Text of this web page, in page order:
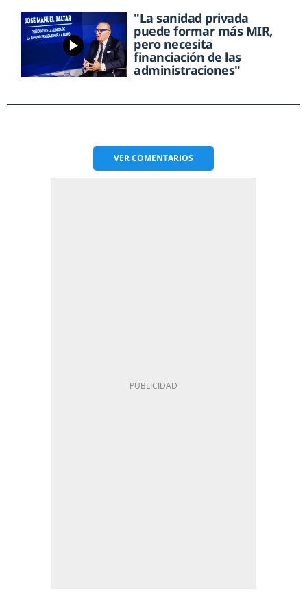
"La sanidad privada
puede formar más MIR,
pero necesita
financiación de las
administraciones"
VERCOMENTARIOS